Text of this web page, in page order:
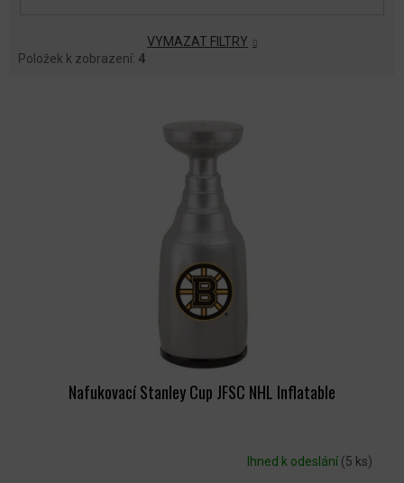
VYMAZAT FILTRY
Položek k zobrazení: 4
Nafukovací Stanley Cup JFSC NHL Inflatable
Ihned k odeslání (5 ks)